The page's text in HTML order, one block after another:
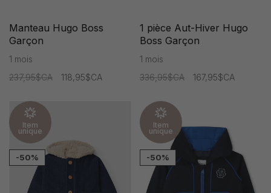
Manteau Hugo Boss
Garçon
1 mois
237,95$CA
118,95$CA
1 pièce Aut-Hiver Hugo
Boss Garçon
1 mois
336,95$CA
167,95$CA
Item
unique
-50%
Item
unique
-50%